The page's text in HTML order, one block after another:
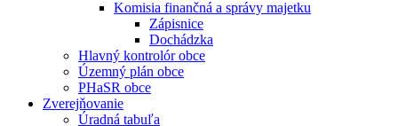
Komisia finančná a správy majetku
Zápisnice
Dochádzka
Hlavný kontrolór obce
Územný plán obce
PHaSR obce
Zverejňovanie
Úradná tabuľa